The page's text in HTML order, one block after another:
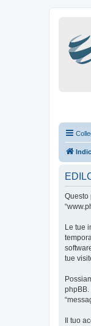
Questo
Le tue
tue
phpBB.
Il tuo